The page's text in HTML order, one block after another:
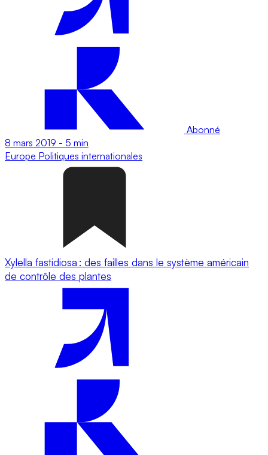
Abonné
8 mars 2019 - 5 min
Europe Politiques internationales
Xylella fastidiosa : des failles dans le système américain
de contrôle des plantes